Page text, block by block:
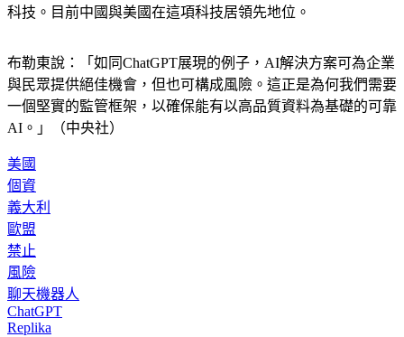
科技。目前中國與美國在這項科技居領先地位。
布勒東說：「如同ChatGPT展現的例子，AI解決方案可為企業
與民眾提供絕佳機會，但也可構成風險。這正是為何我們需要
一個堅實的監管框架，以確保能有以高品質資料為基礎的可靠
AI。」（中央社）
美國
個資
義大利
歐盟
禁止
風險
聊天機器人
ChatGPT
Replika